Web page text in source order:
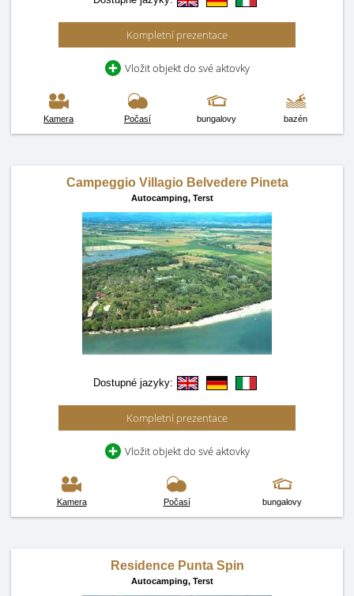
Kompletní prezentace
Vložit objekt do své aktovky
Kamera Počasí bungalovy bazén
Campeggio Villagio Belvedere Pineta
Autocamping, Terst
Dostupné jazyky:
Kompletní prezentace
Vložit objekt do své aktovky
Kamera Počasí bungalovy
Residence Punta Spin
Autocamping, Terst